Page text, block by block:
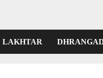
LAKHTAR